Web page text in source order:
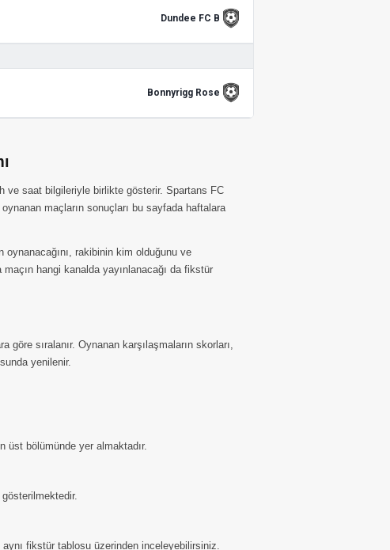
Dundee FC B
Bonnyrigg Rose
ve saat bilgileriyle birlikte gösterir. Spartans FC
maçların sonuçları bu sayfada haftalara
oynanacağını, rakibinin kim olduğunu ve
hangi kanalda yayınlanacağı da fikstür
sıralanır. Oynanan karşılaşmaların skorları,
yenilenir.
üst bölümünde yer almaktadır.
fikstür tablosu üzerinden inceleyebilirsiniz.